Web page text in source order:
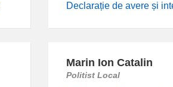
Declarație de avere și
Marin Ion Catalin
Politist Local